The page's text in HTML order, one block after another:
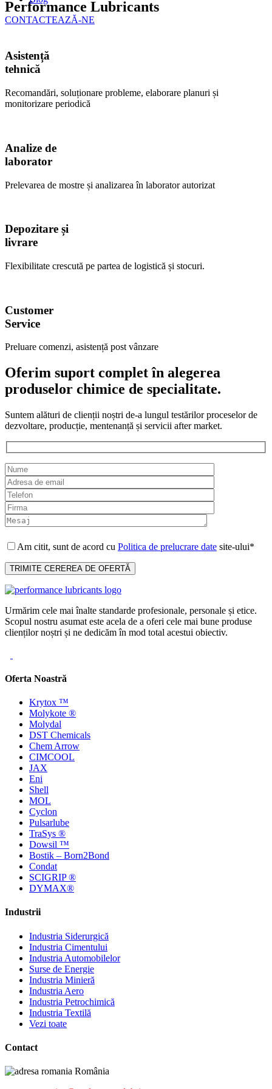
CONTACTEAZĂ-NE
Performance Lubricants
Asistență
tehnică
Recomandări, soluționare probleme, elaborare planuri și
monitorizare periodică
Analize de
laborator
Prelevarea de mostre și analizarea în laborator autorizat
Depozitare și
livrare
Flexibilitate crescută pe partea de logistică și stocuri.
Customer
Service
Preluare comenzi, asistență post vânzare
Oferim suport complet în alegerea
produselor chimice de specialitate.
Suntem alături de clienții noștri de-a lungul testărilor proceselor de
dezvoltare, producție, mentenanță și servicii after market.
Am citit, sunt de acord cu Politica de prelucrare date site-ului*
Urmărim cele mai înalte standarde profesionale, personale și etice.
Scopul nostru asumat este acela de a oferi cele mai bune produse
clienților noștri și ne dedicăm în mod total acestui obiectiv.
Oferta Noastră
Krytox ™
Molykote ®
Molydal
DST Chemicals
Chem Arrow
CIMCOOL
JAX
Eni
Shell
MOL
Cyclon
Pulsarlube
TraSys ®
Dowsil ™
Bostik – Born2Bond
Condat
SCIGRIP ®
DYMAX®
Industrii
Industria Siderurgică
Industria Cimentului
Industria Automobilelor
Surse de Energie
Industria Minieră
Industria Aero
Industria Petrochimică
Industria Textilă
Vezi toate
Contact
România